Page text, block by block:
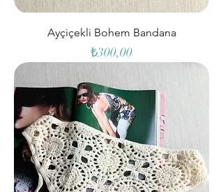
Ayçiçekli Bohem Bandana
Fiyat
₺300,00